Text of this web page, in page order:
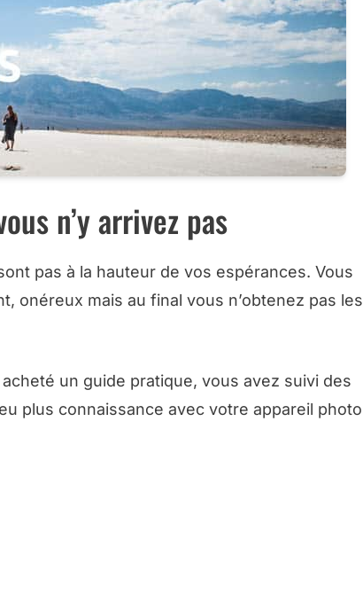
n’y arrivez pas
pas à la hauteur de vos espérances. Vous
onéreux mais au final vous n’obtenez pas les
un guide pratique, vous avez suivi des
plus connaissance avec votre appareil photo